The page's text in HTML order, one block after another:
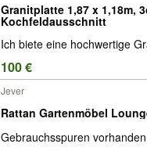
Granitplatte 1,87 x 1,18m,
Kochfeldausschnitt
Ich biete eine hochwertige
100 €
Jever
Rattan Gartenmöbel
Gebrauchsspuren